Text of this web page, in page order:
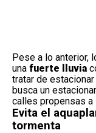
Pese a lo anterior,
una fuerte lluvia
tratar de
busca un
calles propensas a
Evita el
tormenta